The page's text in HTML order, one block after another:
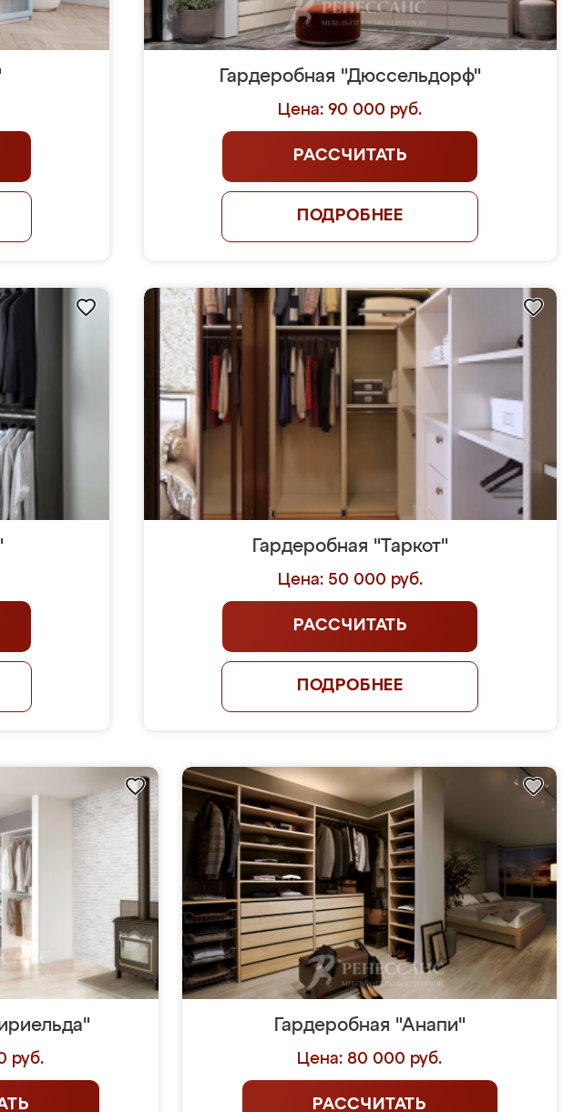
Гардеробная "Дюссельдорф"
Цена: 90 000 руб.
РАССЧИТАТЬ
ПОДРОБНЕЕ
Гардеробная "Таркот"
Цена: 50 000 руб.
РАССЧИТАТЬ
ПОДРОБНЕЕ
руб.
Гардеробная "Анапи"
Цена: 80 000 руб.
РАССЧИТАТЬ